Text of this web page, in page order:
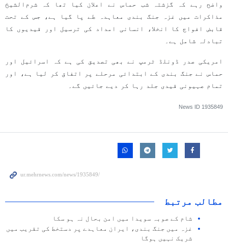
واضح رہے کہ گزشتہ شب حماس نے اعلان کیا تھا کہ شرم‌الشیخ
مذاکرات میں غزہ جنگ بندی معاہدہ طے پا گیا ہے، جس کے تحت
قابض افواج کا انخلا، انسانی امداد کی ترسیل اور قیدیوں کا
تبادلہ شامل ہے۔
امریکی صدر ڈونلڈ ٹرمپ نے بھی تصدیق کی ہے کہ اسرائیل اور
حماس نے جنگ بندی کے ابتدائی مرحلے پر اتفاق کر لیا ہے، اور
تمام صہیونی قیدی جلد رہا کر دیے جائیں گے۔
News ID 1935849
مطالب مرتبط
شام کے صوبہ سویدا میں امن بحال نہ ہو سکا
غزہ میں جنگ بندی، ایران معاہدے پر دستخط کی تقریب میں
شریک نہیں ہوگا